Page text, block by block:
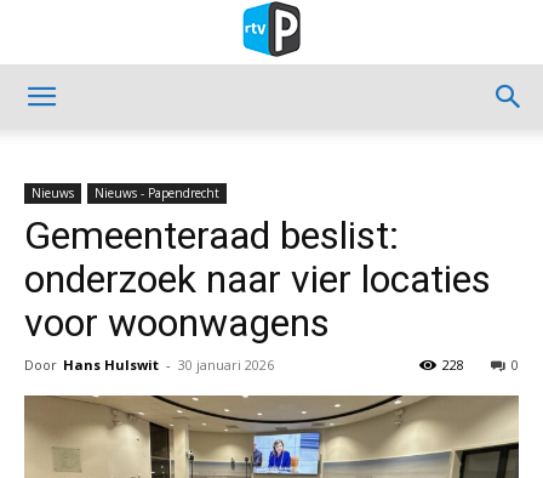
Nieuws Nieuws - Papendrecht
Gemeenteraad beslist:
onderzoek naar vier locaties
voor woonwagens
Door Hans Hulswit - 30 januari 2026 0
228